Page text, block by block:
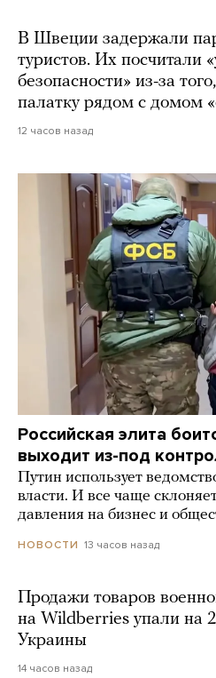
В Швеции задержали
туристов. Их посчитали
безопасности» из-за
палатку рядом с домом
12 часов назад
Российская элита
выходит из-под
Путин использует
власти. И все чаще
давления на бизнес и
НОВОСТИ 13 часов назад
Продажи товаров
на Wildberries упали на
Украины
14 часов назад